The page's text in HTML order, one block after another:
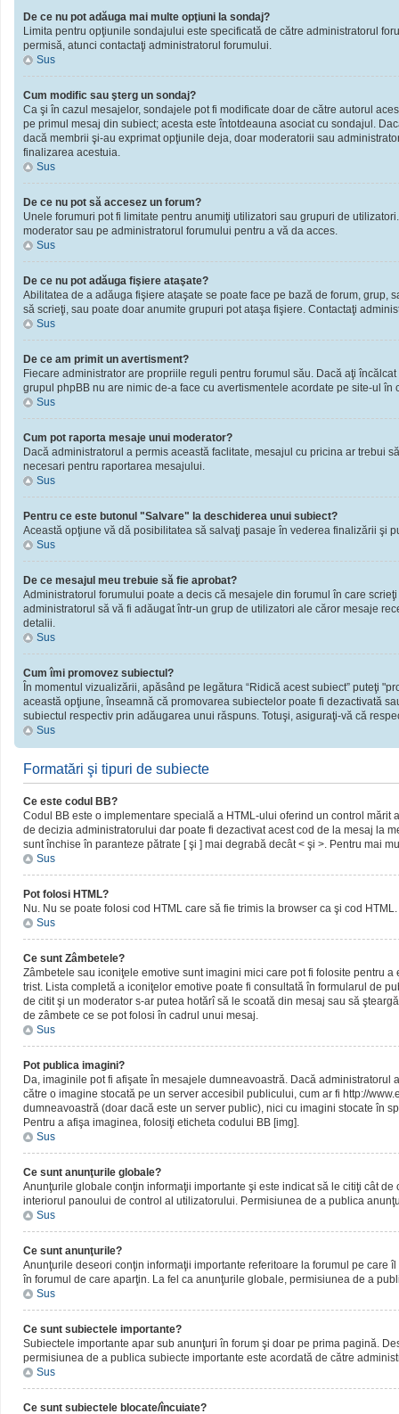
De ce nu pot adăuga mai multe opţiuni la sondaj?
Limita pentru opţiunile sondajului este specificată de către administratorul
permisă, atunci contactaţi administratorul forumului.
Sus
Cum modific sau şterg un sondaj?
Ca şi în cazul mesajelor, sondajele pot fi modificate doar de către autorul
pe primul mesaj din subiect; acesta este întotdeauna asociat cu sondajul.
dacă membrii şi-au exprimat opţiunile deja, doar moderatorii sau
finalizarea acestuia.
Sus
De ce nu pot să accesez un forum?
Unele forumuri pot fi limitate pentru anumiţi utilizatori sau grupuri de
moderator sau pe administratorul forumului pentru a vă da acces.
Sus
De ce nu pot adăuga fişiere ataşate?
Abilitatea de a adăuga fişiere ataşate se poate face pe bază de forum, grup,
să scrieţi, sau poate doar anumite grupuri pot ataşa fişiere. Contactaţi
Sus
De ce am primit un avertisment?
Fiecare administrator are propriile reguli pentru forumul său. Dacă aţi
grupul phpBB nu are nimic de-a face cu avertismentele acordate pe site-ul
Sus
Cum pot raporta mesaje unui moderator?
Dacă administratorul a permis această faclitate, mesajul cu pricina ar trebui
necesari pentru raportarea mesajului.
Sus
Pentru ce este butonul "Salvare" la deschiderea unui subiect?
Această opţiune vă dă posibilitatea să salvaţi pasaje în vederea finalizării şi
Sus
De ce mesajul meu trebuie să fie aprobat?
Administratorul forumului poate a decis că mesajele din forumul în care
administratorul să vă fi adăugat într-un grup de utilizatori ale căror mesaje
detalii.
Sus
Cum îmi promovez subiectul?
În momentul vizualizării, apăsând pe legătura “Ridică acest subiect” puteţi
această opţiune, înseamnă că promovarea subiectelor poate fi dezactivată
subiectul respectiv prin adăugarea unui răspuns. Totuşi, asiguraţi-vă că
Sus
Formatări şi tipuri de subiecte
Ce este codul BB?
Codul BB este o implementare specială a HTML-ului oferind un control
de decizia administratorului dar poate fi dezactivat acest cod de la mesaj la
sunt închise în paranteze pătrate [ şi ] mai degrabă decât < şi >. Pentru mai
Sus
Pot folosi HTML?
Nu. Nu se poate folosi cod HTML care să fie trimis la browser ca şi cod
Sus
Ce sunt Zâmbetele?
Zâmbetele sau iconiţele emotive sunt imagini mici care pot fi folosite pentru
trist. Lista completă a iconiţelor emotive poate fi consultată în formularul de
de citit şi un moderator s-ar putea hotărî să le scoată din mesaj sau să
de zâmbete ce se pot folosi în cadrul unui mesaj.
Sus
Pot publica imagini?
Da, imaginile pot fi afişate în mesajele dumneavoastră. Dacă
către o imagine stocată pe un server accesibil publicului, cum ar fi http://
dumneavoastră (doar dacă este un server public), nici cu imagini stocate în
Pentru a afişa imaginea, folosiţi eticheta codului BB [img].
Sus
Ce sunt anunţurile globale?
Anunţurile globale conţin informaţii importante şi este indicat să le citiţi cât
interiorul panoului de control al utilizatorului. Permisiunea de a publica
Sus
Ce sunt anunţurile?
Anunţurile deseori conţin informaţii importante referitoare la forumul pe care
în forumul de care aparţin. La fel ca anunţurile globale, permisiunea de a
Sus
Ce sunt subiectele importante?
Subiectele importante apar sub anunţuri în forum şi doar pe prima pagină.
permisiunea de a publica subiecte importante este acordată de către
Sus
Ce sunt subiectele blocate/încuiate?